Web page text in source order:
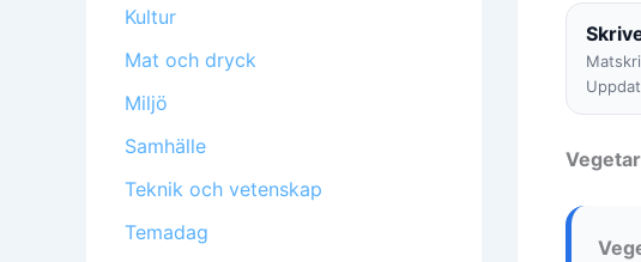
Kultur
Mat och dryck
Miljö
Samhälle
Teknik och vetenskap
Temadag